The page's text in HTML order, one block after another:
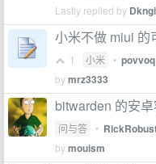
Lastly replied by
小米不做 miui 的
1 小米 • povvoq
bymrz3333
bitwarden 的安
问与答 •
bymouism